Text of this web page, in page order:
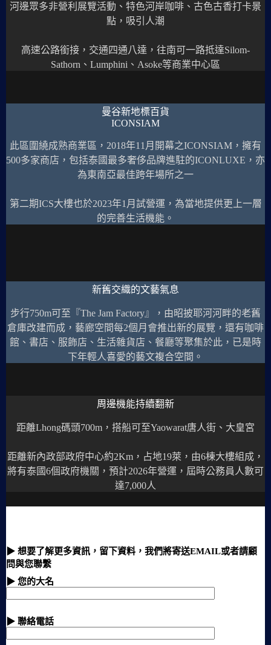
河邊眾多非營利展覽活動、特色河岸咖啡、古色古香打卡景
點，吸引人潮
高速公路銜接，交通四通八達，往南可一路抵達Silom-
Sathorn、Lumphini、Asoke等商業中心區
曼谷新地標百貨
ICONSIAM
此區圍繞成熟商業區，2018年11月開幕之ICONSIAM，擁有
500多家商店，包括泰國最多奢侈品牌進駐的ICONLUXE，亦
為東南亞最佳跨年場所之一
第二期ICS大樓也於2023年1月試營運，為當地提供更上一層
的完善生活機能。
新舊交織的文藝氣息
步行750m可至『The Jam Factory』，由昭披耶河河畔的老舊
倉庫改建而成，藝廊空間每2個月會推出新的展覽，還有咖啡
館、書店、服飾店、生活雜貨店、餐廳等聚集於此，已是時
下年輕人喜愛的藝文複合空間。
周邊機能持續翻新
距離Lhong碼頭700m，搭船可至Yaowarat唐人街、大皇宮
距離新內政部政府中心約2Km，占地19萊，由6棟大樓組成，
將有泰國6個政府機關，預計2026年營運，屆時公務員人數可
達7,000人
▶ 想要了解更多資訊，留下資料，我們將寄送EMAIL或者請顧
問與您聯繫
▶ 您的大名
▶ 聯絡電話